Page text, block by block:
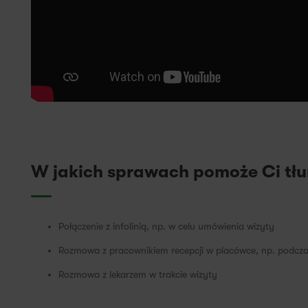
W jakich sprawach pomoże Ci
Połączenie z infolinią, np. w celu umówienia wizyty
Rozmowa z pracownikiem recepcji w placówce, np.
Rozmowa z lekarzem w trakcie wizyty